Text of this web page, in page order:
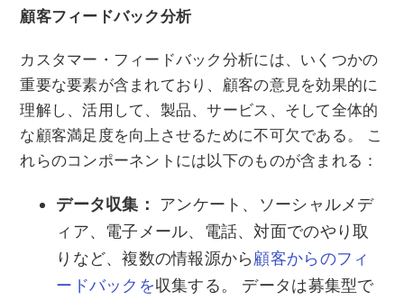
顧客フィードバック分析
カスタマー・フィードバック分析には、いくつかの
重要な要素が含まれており、顧客の意見を効果的に
理解し、活用して、製品、サービス、そして全体的
な顧客満足度を向上させるために不可欠である。 こ
れらのコンポーネントには以下のものが含まれる：
データ収集：
アンケート、ソーシャルメデ
ィア、電子メール、電話、対面でのやり取
りなど、複数の情報源から顧客からのフィ
ードバックを収集する。 データは募集型で